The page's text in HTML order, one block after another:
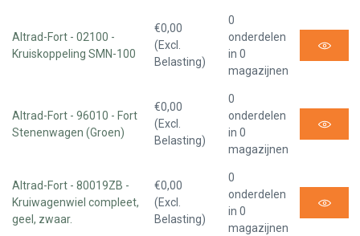
Altrad-Fort - 02100 -
Kruiskoppeling SMN-100
€0,00
(Excl.
Belasting)
0
onderdelen
in 0
magazijnen
Altrad-Fort - 96010 - Fort
Stenenwagen (Groen)
€0,00
(Excl.
Belasting)
0
onderdelen
in 0
magazijnen
Altrad-Fort - 80019ZB -
Kruiwagenwiel compleet,
geel, zwaar.
€0,00
(Excl.
Belasting)
0
onderdelen
in 0
magazijnen